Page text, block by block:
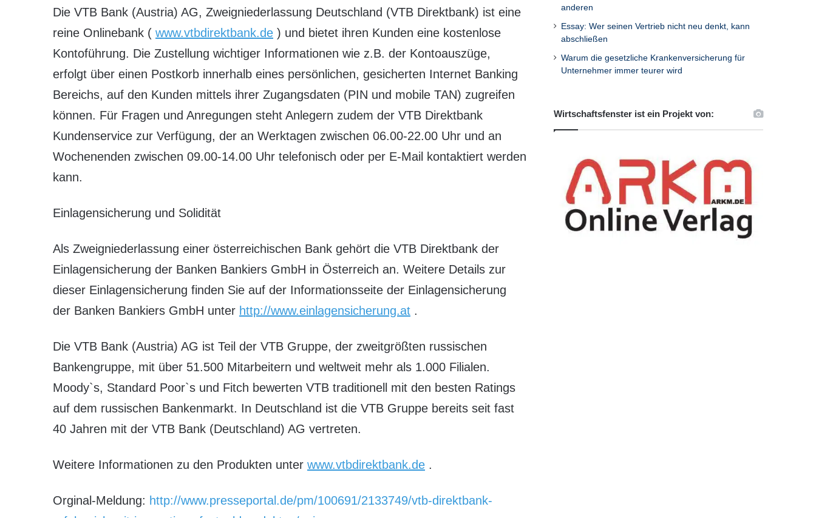
Die VTB Bank (Austria) AG, Zweigniederlassung Deutschland (VTB Direktbank) ist eine
reine Onlinebank ( www.vtbdirektbank.de ) und bietet ihren Kunden eine kostenlose
Kontoführung. Die Zustellung wichtiger Informationen wie z.B. der Kontoauszüge,
erfolgt über einen Postkorb innerhalb eines persönlichen, gesicherten Internet Banking
Bereichs, auf den Kunden mittels ihrer Zugangsdaten (PIN und mobile TAN) zugreifen
können. Für Fragen und Anregungen steht Anlegern zudem der VTB Direktbank
Kundenservice zur Verfügung, der an Werktagen zwischen 06.00-22.00 Uhr und an
Wochenenden zwischen 09.00-14.00 Uhr telefonisch oder per E-Mail kontaktiert werden
kann.
Einlagensicherung und Solidität
Als Zweigniederlassung einer österreichischen Bank gehört die VTB Direktbank der
Einlagensicherung der Banken Bankiers GmbH in Österreich an. Weitere Details zur
dieser Einlagensicherung finden Sie auf der Informationsseite der Einlagensicherung
der Banken Bankiers GmbH unter http://www.einlagensicherung.at .
Die VTB Bank (Austria) AG ist Teil der VTB Gruppe, der zweitgrößten russischen
Bankengruppe, mit über 51.500 Mitarbeitern und weltweit mehr als 1.000 Filialen.
Moody`s, Standard Poor`s und Fitch bewerten VTB traditionell mit den besten Ratings
auf dem russischen Bankenmarkt. In Deutschland ist die VTB Gruppe bereits seit fast
40 Jahren mit der VTB Bank (Deutschland) AG vertreten.
Weitere Informationen zu den Produkten unter www.vtbdirektbank.de .
Orginal-Meldung: http://www.presseportal.de/pm/100691/2133749/vtb-direktbank-
anderen
Essay: Wer seinen Vertrieb nicht neu denkt, kann
abschließen
Warum die gesetzliche Krankenversicherung für
Unternehmer immer teurer wird
Wirtschaftsfenster ist ein Projekt von: